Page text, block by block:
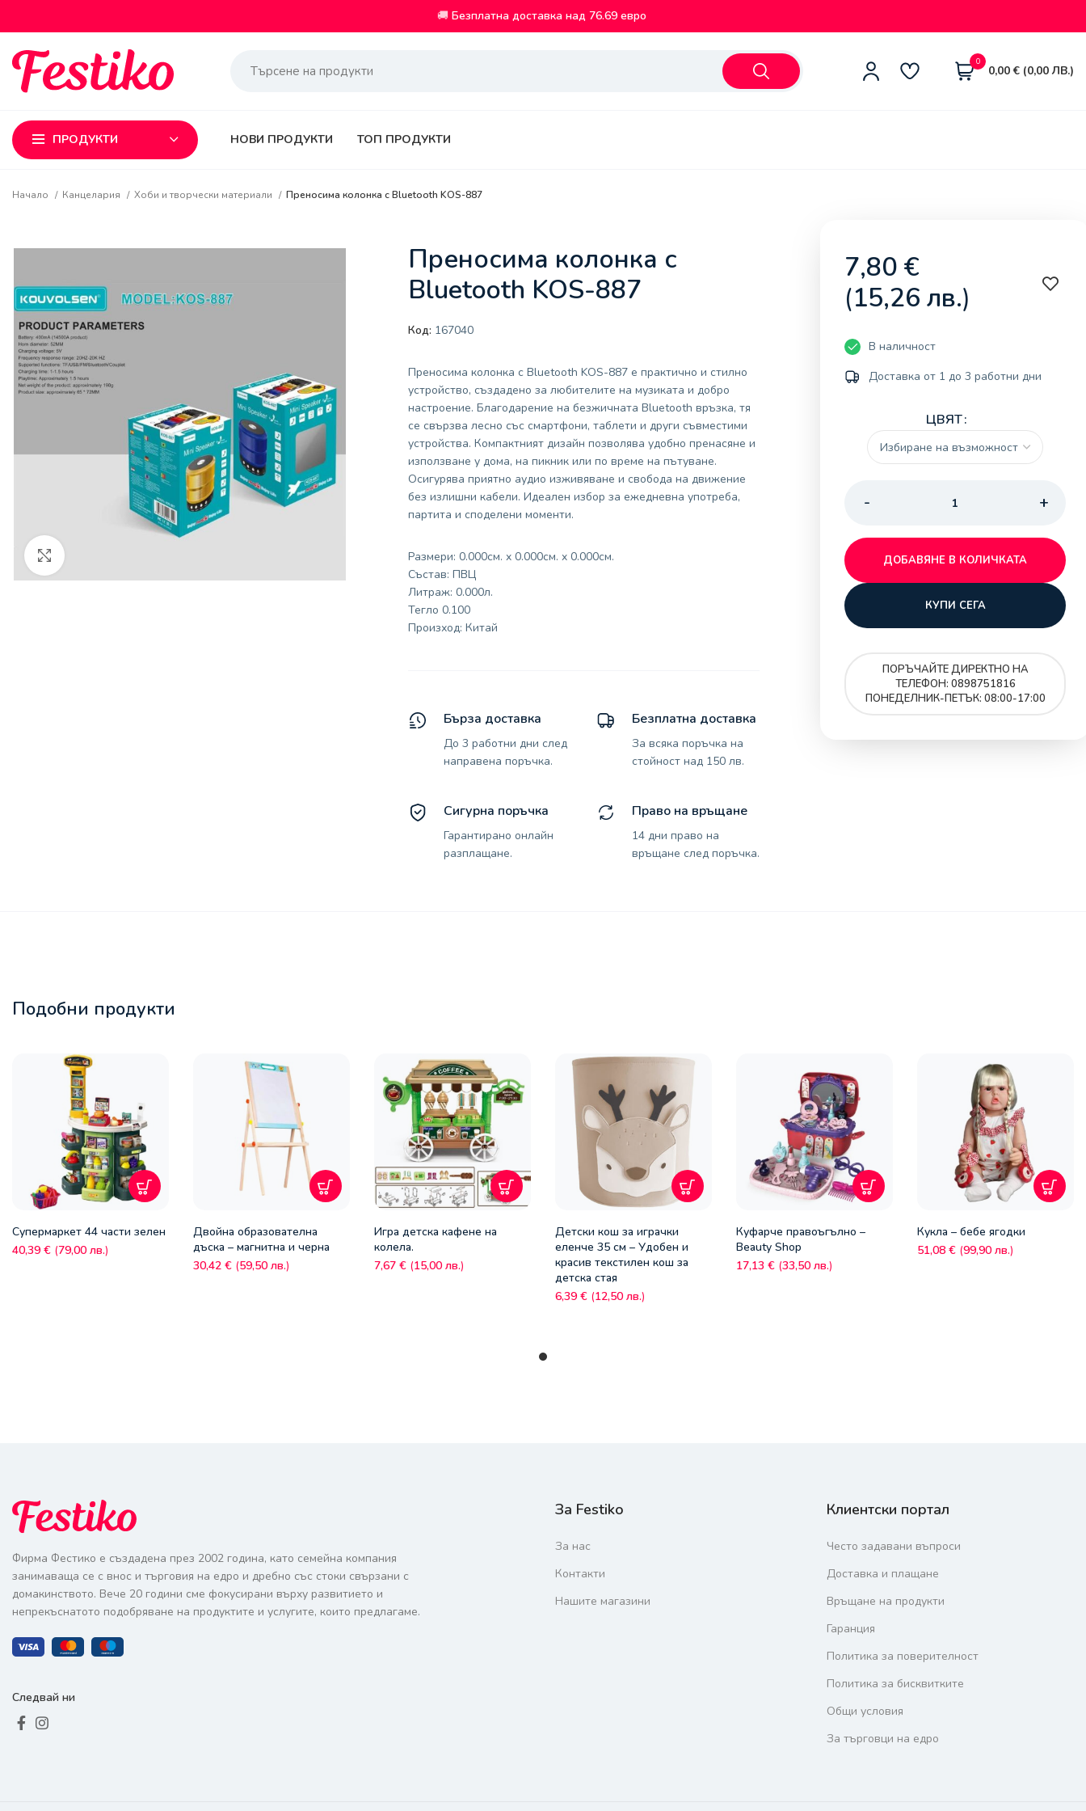
🚚 Безплатна доставка над 76.69 евро
0
0,00€ (0,00 ЛВ.)
ПРОДУКТИ НОВИ ПРОДУКТИ ТОП ПРОДУКТИ
Начало Канцелария Хоби и творчески материали Преносима колонка с Bluetooth KOS-887
Преносима колонка с
Bluetooth KOS-887
Код: 167040
Преносима колонка с Bluetooth KOS-887 е практично и стилно
устройство, създадено за любителите на музиката и добро
настроение. Благодарение на безжичната Bluetooth връзка, тя
се свързва лесно със смартфони, таблети и други съвместими
устройства. Компактният дизайн позволява удобно пренасяне и
използване у дома, на пикник или по време на пътуване.
Осигурява приятно аудио изживяване и свобода на движение
без излишни кабели. Идеален избор за ежедневна употреба,
партита и споделени моменти.
Размери: 0.000см. x 0.000см. x 0.000см.
Състав: ПВЦ
Литраж: 0.000л.
Тегло 0.100
Произход: Китай
Бърза доставка
До 3 работни дни след
направена поръчка.
Безплатна доставка
За всяка поръчка на
стойност над 150 лв.
Сигурна поръчка
Гарантирано онлайн
разплащане.
Право на връщане
14 дни право на
връщане след поръчка.
7,80 €
(15,26лв.)
В наличност
Доставка от 1 до 3 работни дни
ЦВЯТ
ДОБАВЯНЕ В КОЛИЧКАТА
КУПИ СЕГА
ПОРЪЧАЙТЕ ДИРЕКТНО НА
ТЕЛЕФОН: 0898751816
ПОНЕДЕЛНИК-ПЕТЪК: 08:00-17:00
Подобни продукти
Супермаркет 44 части зелен
40,39 € (79,00 лв.)
Двойна образователна
дъска – магнитна и черна
30,42 € (59,50 лв.)
Игра детска кафене на
колела.
7,67 € (15,00 лв.)
Детски кош за играчки
еленче 35 см – Удобен и
красив текстилен кош за
детска стая
6,39 € (12,50 лв.)
Куфарче правоъгълно –
Beauty Shop
17,13 € (33,50 лв.)
Кукла – бебе ягодки
51,08 € (99,90 лв.)
Фирма Фестико е създадена през 2002 година, като семейна компания
занимаваща се с внос и търговия на едро и дребно със стоки свързани с
домакинството. Вече 20 години сме фокусирани върху развитието и
непрекъснатото подобряване на продуктите и услугите, които предлагаме.
Следвай ни
За Festiko
За нас
Контакти
Нашите магазини
Клиентски портал
Често задавани въпроси
Доставка и плащане
Връщане на продукти
Гаранция
Политика за поверителност
Политика за бисквитките
Общи условия
За търговци на едро